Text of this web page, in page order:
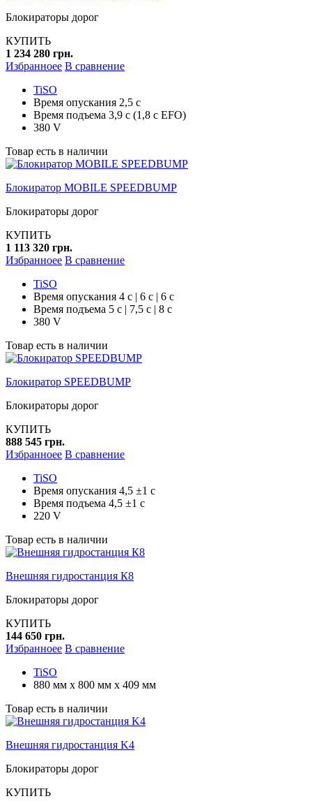
Блокираторы дорог
КУПИТЬ
1 234 280 грн.
Избранноее В сравнение
TiSO
Время опускания 2,5 с
Время подъема 3,9 с (1,8 с EFO)
380 V
Товар есть в наличии
Блокиратор MOBILE SPEEDBUMP
Блокираторы дорог
КУПИТЬ
1 113 320 грн.
Избранноее В сравнение
TiSO
Время опускания 4 с | 6 с | 6 с
Время подъема 5 с | 7,5 с | 8 с
380 V
Товар есть в наличии
Блокиратор SPEEDBUMP
Блокираторы дорог
КУПИТЬ
888 545 грн.
Избранноее В сравнение
TiSO
Время опускания 4,5 ±1 c
Время подъема 4,5 ±1 c
220 V
Товар есть в наличии
Внешняя гидростанция К8
Блокираторы дорог
КУПИТЬ
144 650 грн.
Избранноее В сравнение
TiSO
880 мм х 800 мм х 409 мм
Товар есть в наличии
Внешняя гидростанция K4
Блокираторы дорог
КУПИТЬ